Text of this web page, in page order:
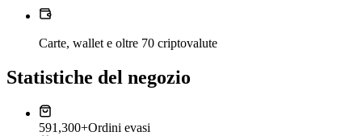
Carte, wallet e oltre 70 criptovalute
Statistiche del negozio
591,300+Ordini evasi